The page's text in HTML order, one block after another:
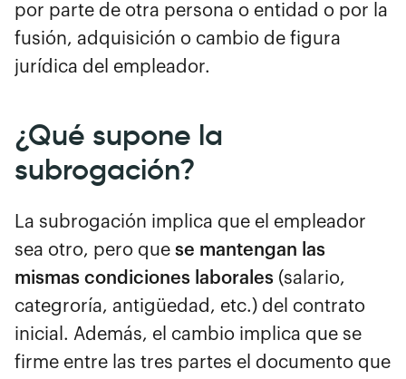
por parte de otra persona o entidad o por la
fusión, adquisición o cambio de figura
jurídica del empleador.
¿Qué supone la
subrogación?
La subrogación implica que el empleador
sea otro, pero que se mantengan las
mismas condiciones laborales (salario,
categroría, antigüedad, etc.) del contrato
inicial. Además, el cambio implica que se
firme entre las tres partes el documento que